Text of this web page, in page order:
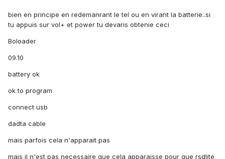
bien en principe en redemanrant le tel ou en virant la batterie..si
tu appuis sur vol+ et power tu devaris obtenie ceci
Boloader
09.10
battery ok
ok to program
connect usb
dadta cable
mais parfois cela n'apparait pas
mais il n'est pas necessaire que cela apparaisse pour que rsdlite